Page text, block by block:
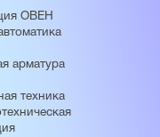
ОВЕН
арматура
техника